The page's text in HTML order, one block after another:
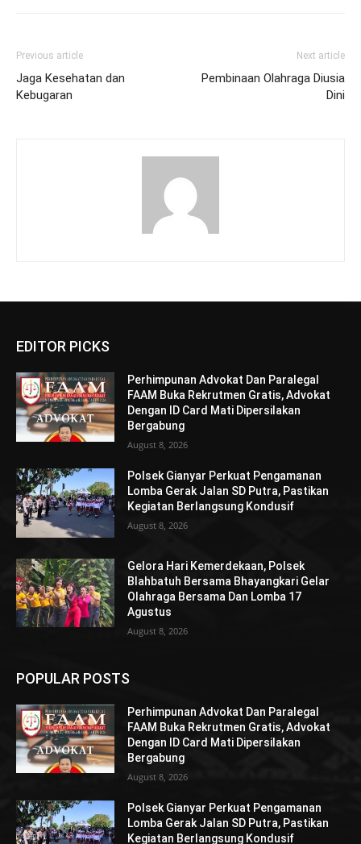
Previous article
Jaga Kesehatan dan
Kebugaran
Next article
Pembinaan Olahraga Diusia
Dini
EDITOR PICKS
Perhimpunan Advokat Dan Paralegal
FAAM Buka Rekrutmen Gratis, Advokat
Dengan ID Card Mati Dipersilakan
Bergabung
August 8, 2026
Polsek Gianyar Perkuat Pengamanan
Lomba Gerak Jalan SD Putra, Pastikan
Kegiatan Berlangsung Kondusif
August 8, 2026
Gelora Hari Kemerdekaan, Polsek
Blahbatuh Bersama Bhayangkari Gelar
Olahraga Bersama Dan Lomba 17
Agustus
August 8, 2026
POPULAR POSTS
Perhimpunan Advokat Dan Paralegal
FAAM Buka Rekrutmen Gratis, Advokat
Dengan ID Card Mati Dipersilakan
Bergabung
August 8, 2026
Polsek Gianyar Perkuat Pengamanan
Lomba Gerak Jalan SD Putra, Pastikan
Kegiatan Berlangsung Kondusif